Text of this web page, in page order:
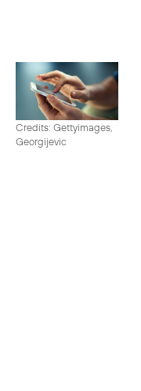
Credits: Gettyimages,
Georgijevic